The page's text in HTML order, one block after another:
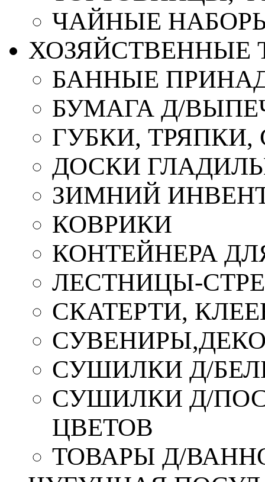
ЧАЙНЫЕ
ХОЗЯЙСТВЕННЫЕ
БАННЫЕ
БУМАГА Д/
ГУБКИ,
ДОСКИ
ЗИМНИЙ
КОВРИКИ
КОНТЕЙНЕРА
ЛЕСТНИЦЫ-
СКАТЕРТИ,
СУШИЛКИ Д/
СУШИЛКИ Д/
ЦВЕТОВ
ТОВАРЫ Д/